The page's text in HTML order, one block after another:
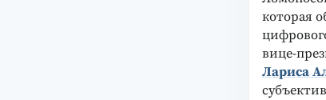
которая
вице-
Лариса